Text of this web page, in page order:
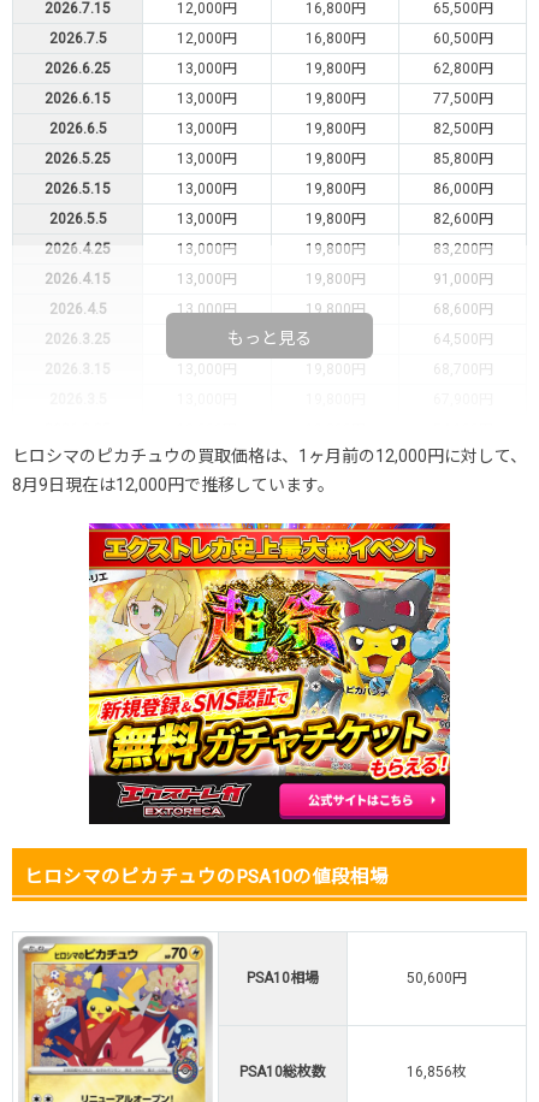
2026.7.15
12,000円 16,800円
65,500円
2026.7.5
12,000円 16,800円
60,500円
2026.6.25
13,000円 19,800円
62,800円
2026.6.15
13,000円 19,800円
77,500円
2026.6.5
13,000円 19,800円
82,500円
2026.5.25
13,000円 19,800円
85,800円
2026.5.15
13,000円 19,800円
86,000円
2026.5.5
13,000円 19,800円
82,600円
2026.4.25
13,000円 19,800円
83,200円
2026.4.15
13,000円 19,800円
91,000円
2026.4.5
13,000円 19,800円
68,600円
2026.3.25
13,000円 19,800円
64,500円
2026.3.15
13,000円 19,800円
68,700円
2026.2.15
13,000円 23,800円
44,600円
2026.2.5
15,000円 23,800円
2026.1.25
15,000円 24,800円
51,500円
2026.1.15
15,000円 24,800円
53,700円
2026.1.5
12,000円 20,800円
47,400円
2025.12.25
12,000円 20,800円
42,200円
2025.12.15
12,000円 20,800円
38,500円
2025.12.5
12,000円 20,800円
41,000円
2025.11.25
12,000円 20,800円
47,200円
2025.11.15
21,000円 27,800円
44,900円
2025.11.5
22,000円 27,800円
46,400円
22,000円 27,800円
57,300円
発売日初動
15,000円 21,800円
もっと見る
ヒロシマのピカチュウの買取価格は、1ヶ月前の12,000円に対して、
8月9日現在は12,000円で推移しています。
ヒロシマのピカチュウのPSA10の値段相場
PSA10相場 50,600円
PSA10総枚数 16,856枚